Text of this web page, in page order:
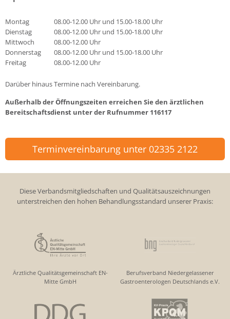
Montag
08.00-12.00 Uhr und 15.00-18.00 Uhr
Dienstag
08.00-12.00 Uhr und 15.00-18.00 Uhr
Mittwoch
08.00-12.00 Uhr
Donnerstag
08.00-12.00 Uhr und 15.00-18.00 Uhr
Freitag
08.00-12.00 Uhr
Darüber hinaus Termine nach Vereinbarung.
Außerhalb der Öffnungszeiten erreichen Sie den ärztlichen
Bereitschaftsdienst unter der Rufnummer 116117
Terminvereinbarung unter 02335 2122
Diese Verbandsmitgliedschaften und Qualitätsauszeichnungen
unterstreichen den hohen Behandlungsstandard unserer Praxis:
Ärztliche Qualitätsgemeinschaft EN-
Mitte GmbH
Berufsverband Niedergelassener
Gastroenterologen Deutschlands e.V.